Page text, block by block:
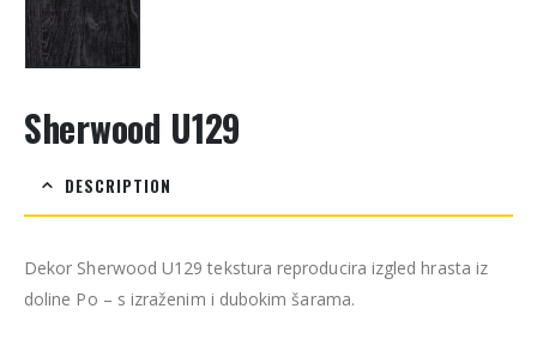
Sherwood U129
DESCRIPTION
Dekor Sherwood U129 tekstura reproducira izgled hrasta iz
doline Po – s izraženim i dubokim šarama.